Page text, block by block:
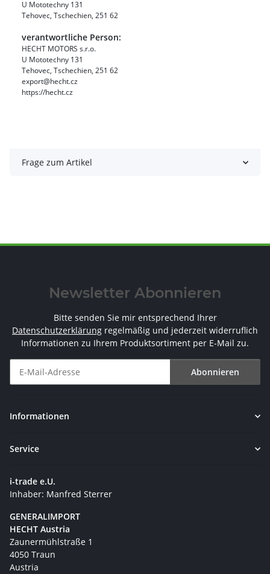
U Mototechny 131
Tehovec, Tschechien, 251 62
verantwortliche Person:
HECHT MOTORS s.r.o.
U Mototechny 131
Tehovec, Tschechien, 251 62
export@hecht.cz
https://hecht.cz
Frage zum Artikel
Newsletter Abonnieren
Bitte senden Sie mir entsprechend Ihrer
Datenschutzerklärung regelmäßig und jederzeit widerruflich
Informationen zu Ihrem Produktsortiment per E-Mail zu.
Abonnieren
Informationen
Service
i-trade e.U.
Inhaber: Manfred Sterrer
GENERALIMPORT
HECHT Austria
Zaunermühlstraße 1
4050 Traun
Austria